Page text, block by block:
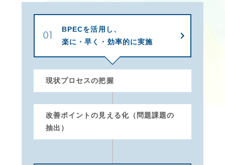
01
BPECを活用し、
楽に・早く・効率的に実施
現状プロセスの把握
改善ポイントの見える化（問題課題の
抽出）